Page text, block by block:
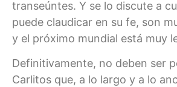
transeúntes. Y se lo discute a
puede claudicar en su fe, son
y el próximo mundial está muy
Definitivamente, no deben ser
Carlitos que, a lo largo y a lo